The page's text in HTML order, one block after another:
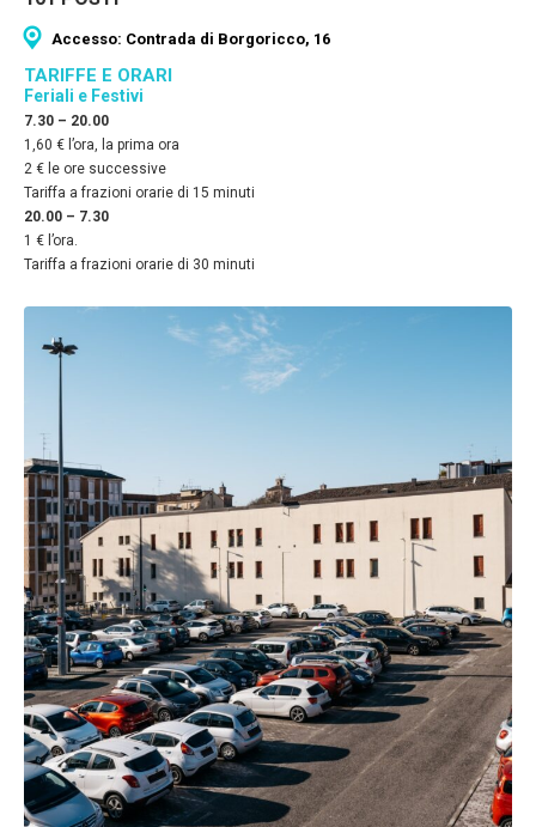
Accesso: Contrada di Borgoricco, 16
TARIFFE E ORARI
Feriali e Festivi
7.30 – 20.00
1,60 € l’ora, la prima ora
2 € le ore successive
Tariffa a frazioni orarie di 15 minuti
20.00 – 7.30
1 € l’ora.
Tariffa a frazioni orarie di 30 minuti